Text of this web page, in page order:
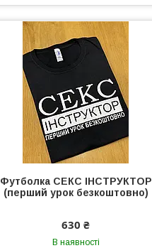
Футболка СЕКС ІНСТРУКТОР
(перший урок безкоштовно)
630 ₴
В наявності